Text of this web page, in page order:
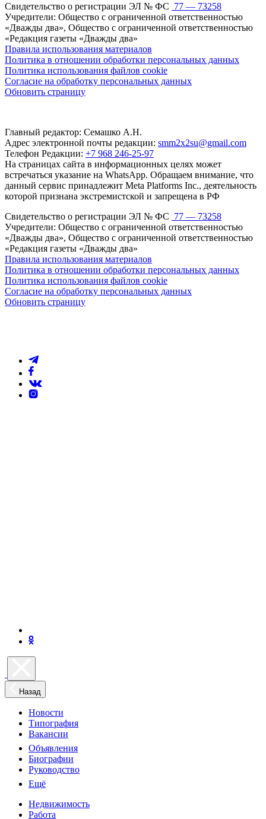
Свидетельство о регистрации ЭЛ № ФС 77 — 73258
Учредители: Общество с ограниченной ответственностью
«Дважды два», Общество с ограниченной ответственностью
«Редакция газеты «Дважды два»
Правила использования материалов
Политика в отношении обработки персональных данных
Политика использования файлов cookie
Согласие на обработку персональных данных
Обновить страницу
Главный редактор: Семашко А.Н.
Адрес электронной почты редакции: smm2x2su@gmail.com
Телефон Редакции: +7 968 246-25-97
На страницах сайта в информационных целях может
встречаться указание на WhatsApp. Обращаем внимание, что
данный сервис принадлежит Meta Platforms Inc., деятельность
которой признана экстремистской и запрещена в РФ
Свидетельство о регистрации ЭЛ № ФС 77 — 73258
Учредители: Общество с ограниченной ответственностью
«Дважды два», Общество с ограниченной ответственностью
«Редакция газеты «Дважды два»
Правила использования материалов
Политика в отношении обработки персональных данных
Политика использования файлов cookie
Согласие на обработку персональных данных
Обновить страницу
Назад
Новости
Типография
Вакансии
Объявления
Биографии
Руководство
Ещё
Недвижимость
Работа